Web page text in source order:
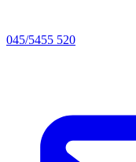
045/5455 520